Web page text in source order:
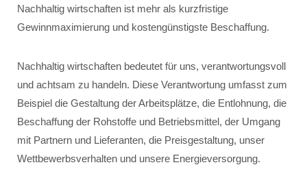
Nachhaltig wirtschaften ist mehr als kurzfristige
Gewinnmaximierung und kostengünstigste Beschaffung.
Nachhaltig wirtschaften bedeutet für uns, verantwortungsvoll
und achtsam zu handeln. Diese Verantwortung umfasst zum
Beispiel die Gestaltung der Arbeitsplätze, die Entlohnung, die
Beschaffung der Rohstoffe und Betriebsmittel, der Umgang
mit Partnern und Lieferanten, die Preisgestaltung, unser
Wettbewerbsverhalten und unsere Energieversorgung.